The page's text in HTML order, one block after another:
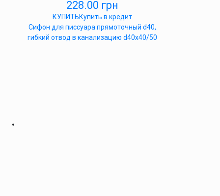
228.00 грн
КУПИТЬКупить в кредит
Сифон для писсуара прямоточный d40,
гибкий отвод в канализацию d40х40/50